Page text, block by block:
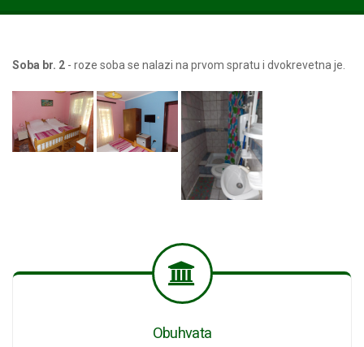
Soba br. 2 - roze soba se nalazi na prvom spratu i dvokrevetna je.
Obuhvata